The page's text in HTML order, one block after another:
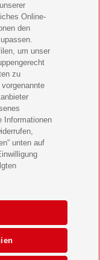
Online-
den
um unser
zu
Informationen
unten auf